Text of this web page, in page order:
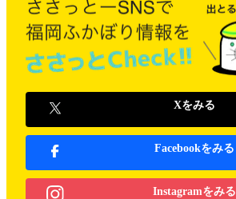
Xをみる
Facebookをみる
Instagramをみる